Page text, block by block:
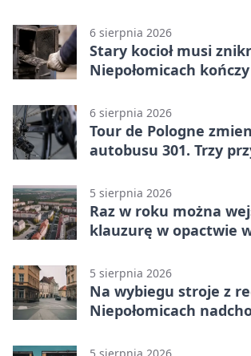
6 sierpnia 2026
Stary kocioł musi
Niepołomicach
6 sierpnia 2026
Tour de Pologne
autobusu 301. Trzy
5 sierpnia 2026
Raz w roku można
klauzurę w opactwie
5 sierpnia 2026
Na wybiegu stroje z
Niepołomicach